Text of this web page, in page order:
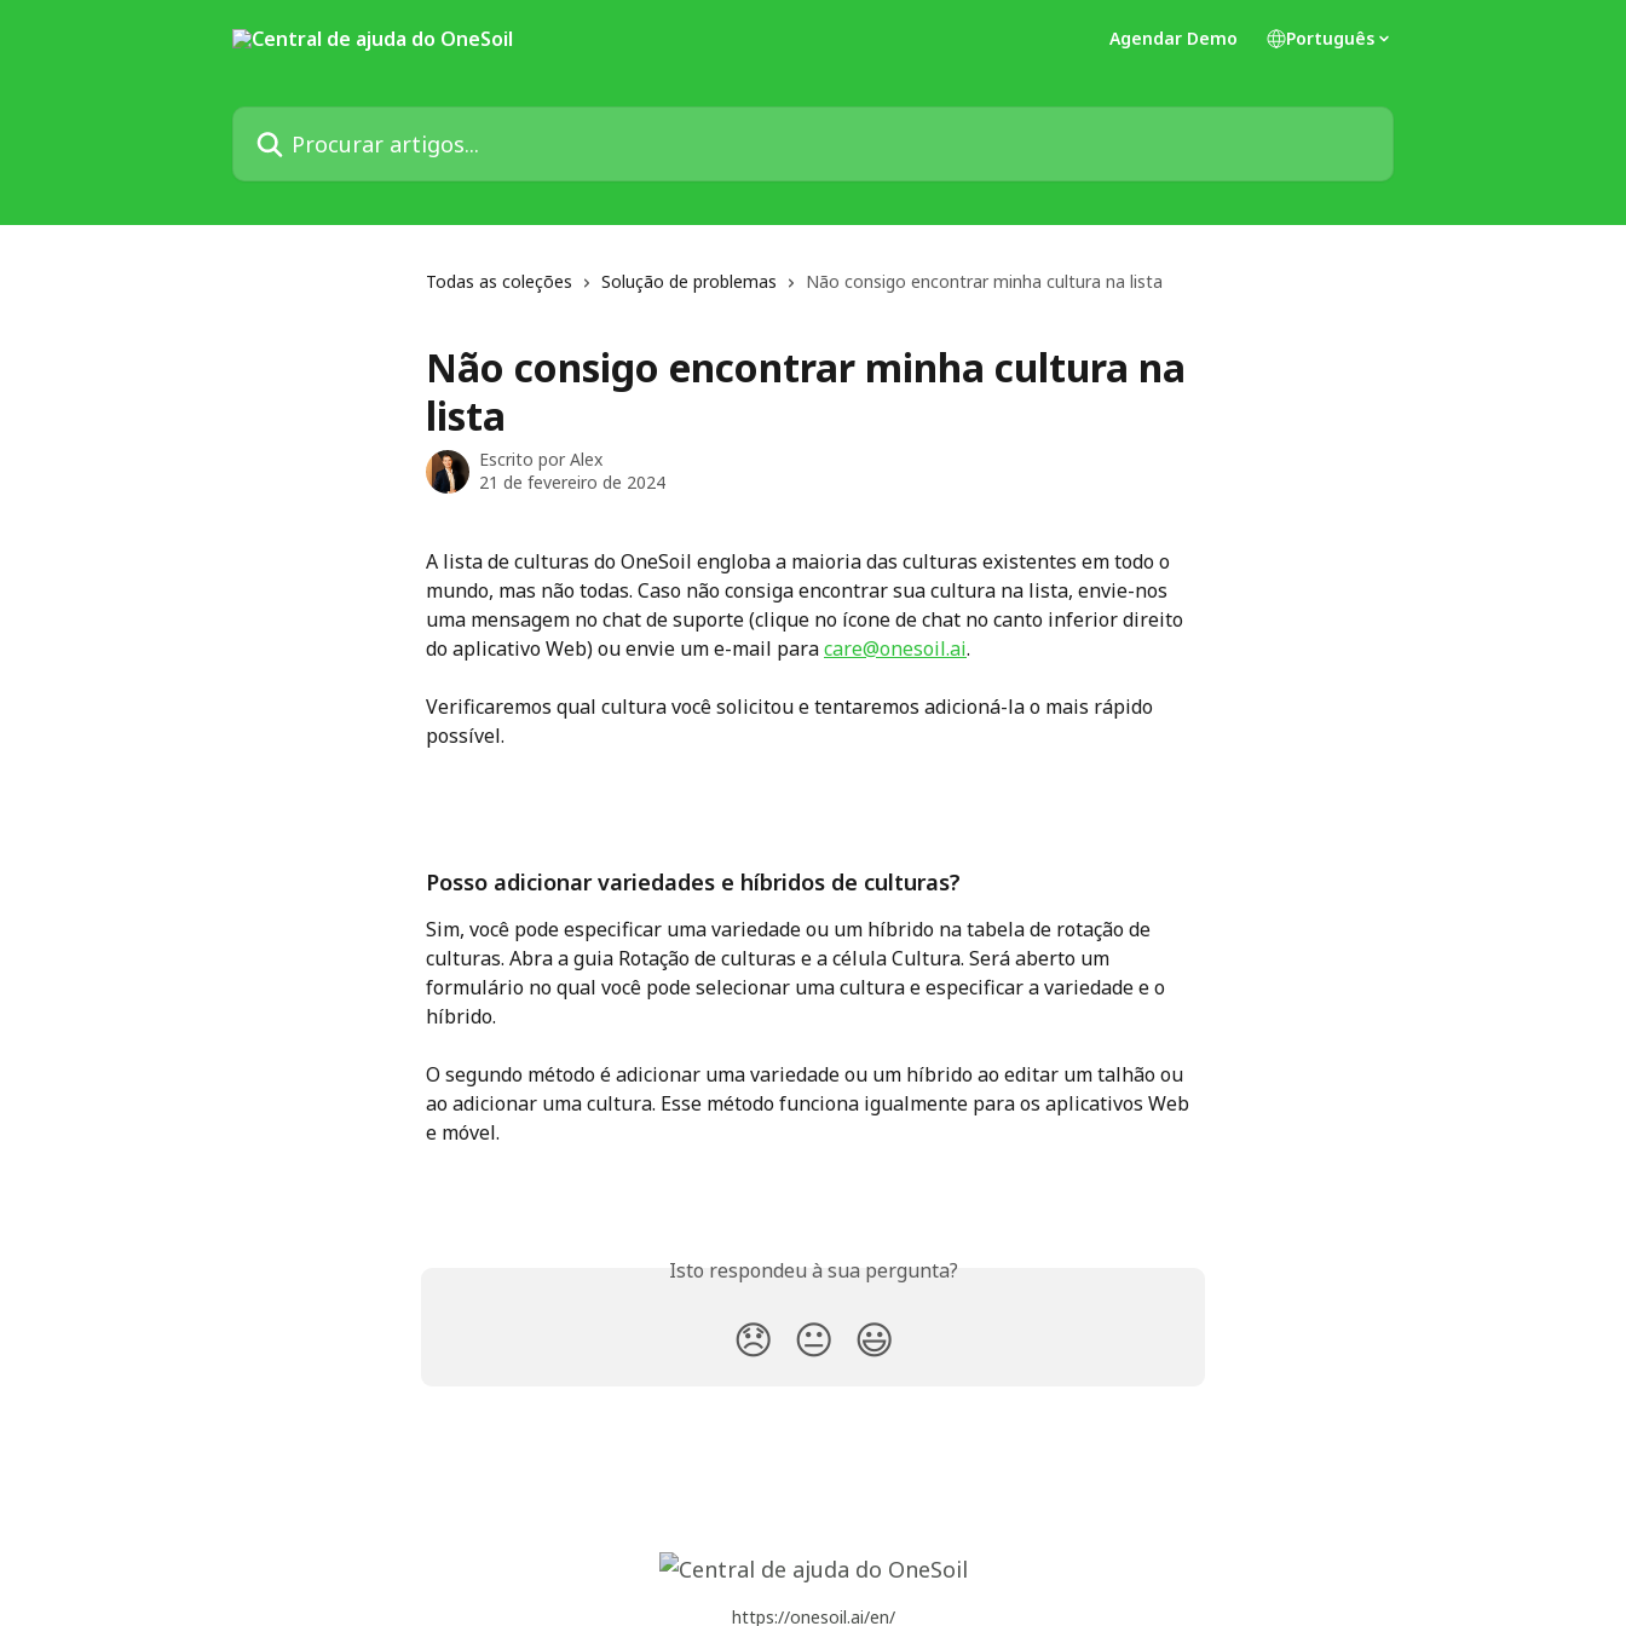
Agendar Demo Português
Procurar artigos...
Todas as coleções Solução de problemas Não consigo encontrar minha cultura na lista
Não consigo encontrar minha cultura na
lista
Escrito por Alex
21 de fevereiro de 2024
A lista de culturas do OneSoil engloba a maioria das culturas existentes em todo o
mundo, mas não todas. Caso não consiga encontrar sua cultura na lista, envie-nos
uma mensagem no chat de suporte (clique no ícone de chat no canto inferior direito
do aplicativo Web) ou envie um e-mail para care@onesoil.ai.
Verificaremos qual cultura você solicitou e tentaremos adicioná-la o mais rápido
possível.
Posso adicionar variedades e híbridos de culturas?
Sim, você pode especificar uma variedade ou um híbrido na tabela de rotação de
culturas. Abra a guia Rotação de culturas e a célula Cultura. Será aberto um
formulário no qual você pode selecionar uma cultura e especificar a variedade e o
híbrido.
O segundo método é adicionar uma variedade ou um híbrido ao editar um talhão ou
ao adicionar uma cultura. Esse método funciona igualmente para os aplicativos Web
e móvel.
Isto respondeu à sua pergunta?
😞 😐 😃
https://onesoil.ai/en/